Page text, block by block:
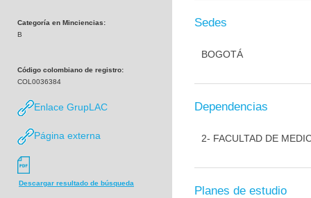
Categoría en Minciencias:
B
Código colombiano de registro:
COL0036384
Enlace GrupLAC
Página externa
Descargar resultado de búsqueda
Sedes
BOGOTÁ
Dependencias
2- FACULTAD DE
Planes de estudio